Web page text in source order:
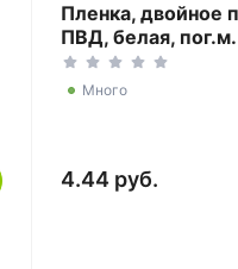
Пленка, двойное
ПВД, белая, пог.м.
Много
4.44 руб.